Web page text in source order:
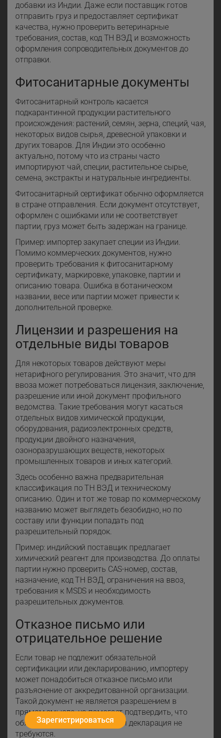
добавки из Индии. Даже если поставщик готов
отправить груз и предоставляет сертификат
качества, нужно проверить ветеринарные
требования, состав, код ТН ВЭД и возможность
оформления сопроводительных документов до
отправки.
Фитосанитарные документы
Фитосанитарный контроль касается
подкарантинной продукции растительного
происхождения: растений, семян, зерна, специй, чая,
некоторых видов сырья, древесной упаковки и
других товаров. Для Индии это особенно
актуально, потому что из страны часто
импортируют чай, специи, растительное сырье,
семена, экстракты и натуральные ингредиенты.
Фитосанитарный сертификат обычно оформляется
в стране отправления. Если документ отсутствует,
оформлен с ошибками или не соответствует
партии, груз может быть задержан на границе.
Пример: импортер закупает специи из Индии.
Помимо коммерческих документов, нужно
проверить требования к фитосанитарному
сертификату, маркировке, упаковке, партии и
описанию товара. Ошибка в ботаническом
названии, весе или партии может привести к
дополнительной проверке.
Лицензии и разрешения на
отдельные виды товаров
Для некоторых товаров действуют меры
нетарифного регулирования. Это значит, что для
ввоза может потребоваться лицензия, заключение,
разрешение или иной документ профильного
ведомства. Такие требования могут касаться
отдельных видов химической продукции,
оборудования, радиоэлектронных средств,
продукции двойного назначения,
озоноразрушающих веществ, некоторых
промышленных товаров и иных категорий.
Здесь особенно важна предварительная
классификация по ТН ВЭД и техническому
описанию. Один и тот же товар по коммерческому
названию может выглядеть безобидно, но по
составу или функции попадать под
разрешительный порядок.
Пример: индийский поставщик предлагает
химический реагент для производства. До оплаты
партии нужно проверить CAS-номер, состав,
назначение, код ТН ВЭД, ограничения на ввоз,
требования к MSDS и необходимость
разрешительных документов.
Отказное письмо или
отрицательное решение
Если товар не подлежит обязательной
сертификации или декларированию, импортеру
может понадобиться отказное письмо или
разъяснение от аккредитованной организации.
Такой документ не является разрешением в
прямом смысле, но помогает подтвердить, что
обязательный сертификат или декларация не
требуются.
Зарегистрироваться